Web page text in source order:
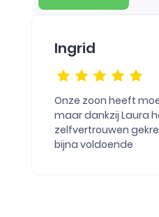
Ingrid
Onze zoon heeft
maar dankzij Laura
zelfvertrouwen
bijna voldoende